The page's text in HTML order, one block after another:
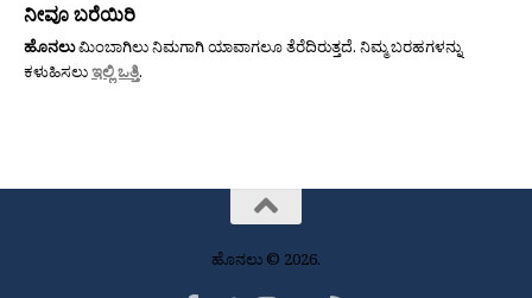
ನೀವೂ ಬರೆಯಿರಿ
ಹೊನಲುಮಿಂಬಾಗಿಲು ನಿಮಗಾಗಿ ಯಾವಾಗಲೂ ತೆರೆದಿರುತ್ತದೆ. ನಿಮ್ಮ ಬರಹಗಳನ್ನು
ಕಳುಹಿಸಲುಇಲ್ಲಿ ಒತ್ತಿ.
ಹೊನಲು © 2026.